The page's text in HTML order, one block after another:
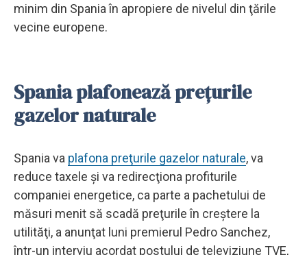
minim din Spania în apropiere de nivelul din ţările
vecine europene.
Spania plafonează prețurile
gazelor naturale
Spania va plafona preţurile gazelor naturale, va
reduce taxele şi va redirecţiona profiturile
companiei energetice, ca parte a pachetului de
măsuri menit să scadă preţurile în creştere la
utilităţi, a anunţat luni premierul Pedro Sanchez,
într-un interviu acordat postului de televiziune TVE,